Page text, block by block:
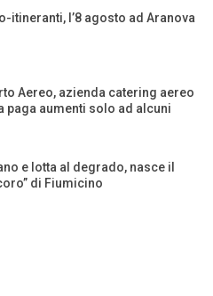
itineranti, l’8 agosto ad Aranova
Aereo, azienda catering aereo
paga aumenti solo ad alcuni
e lotta al degrado, nasce il
di Fiumicino